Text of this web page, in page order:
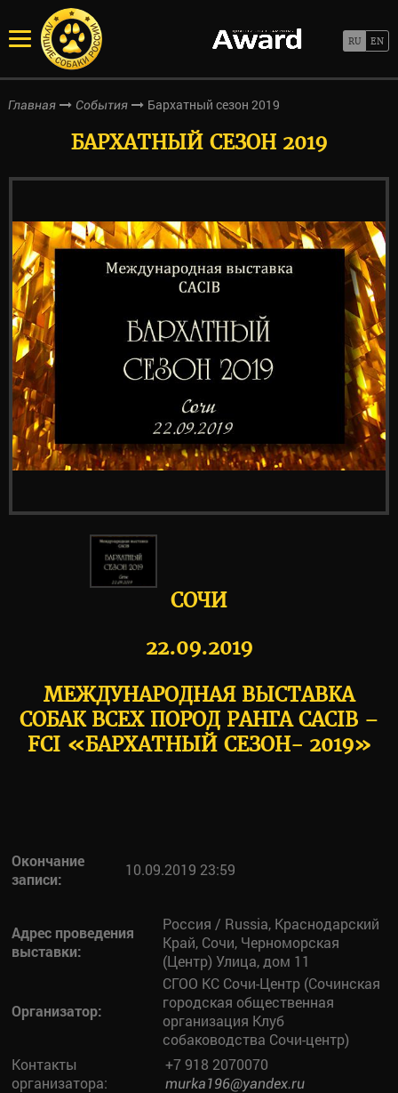
Главная События Бархатный сезон 2019
БАРХАТНЫЙ СЕЗОН 2019
СОЧИ
22.09.2019
МЕЖДУНАРОДНАЯ ВЫСТАВКА
СОБАК ВСЕХ ПОРОД РАНГА CACIB –
FCI «БАРХАТНЫЙ СЕЗОН- 2019»
Окончание
записи:
10.09.2019 23:59
Адрес проведения
выставки:
Россия / Russia, Краснодарский
Край, Сочи, Черноморская
(Центр) Улица, дом 11
Организатор:
СГОО КС Сочи-Центр (Сочинская
городская общественная
организация Клуб
собаководства Сочи-центр)
Контакты
организатора:
+7 918 2070070
murka196@yandex.ru